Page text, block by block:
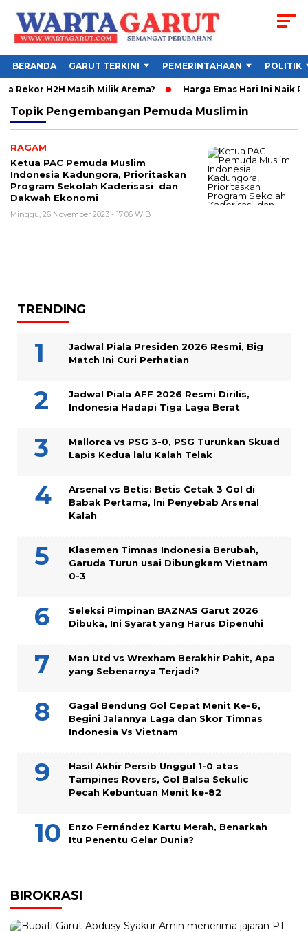
BERANDA GARUT TERKINI PEMERINTAHAAN POLITIK
Rekor H2H Masih Milik Arema? Harga Emas Hari Ini Naik
Topik Pengembangan Pemuda Muslimin
RAGAM
Ketua PAC Pemuda Muslim
Indonesia Kadungora, Prioritaskan
Program Sekolah Kaderisasi dan
Dakwah Ekonomi
Minggu, 26 November 2023 - 17:06 WIB
TRENDING
Jadwal Piala Presiden 2026 Resmi, Big
Match Ini Curi Perhatian
Jadwal Piala AFF 2026 Resmi Dirilis,
Indonesia Hadapi Tiga Laga Berat
Mallorca vs PSG 3-0, PSG Turunkan Skuad
Lapis Kedua lalu Kalah Telak
Arsenal vs Betis: Betis Cetak 3 Gol di
Babak Pertama, Ini Penyebab Arsenal
Kalah
Klasemen Timnas Indonesia Berubah,
Garuda Turun usai Dibungkam Vietnam
0-3
Seleksi Pimpinan BAZNAS Garut 2026
Dibuka, Ini Syarat yang Harus Dipenuhi
Man Utd vs Wrexham Berakhir Pahit, Apa
yang Sebenarnya Terjadi?
Gagal Bendung Gol Cepat Menit Ke-6,
Begini Jalannya Laga dan Skor Timnas
Indonesia Vs Vietnam
Hasil Akhir Persib Unggul 1-0 atas
Tampines Rovers, Gol Balsa Sekulic
Pecah Kebuntuan Menit ke-82
Enzo Fernández Kartu Merah, Benarkah
Itu Penentu Gelar Dunia?
BIROKRASI